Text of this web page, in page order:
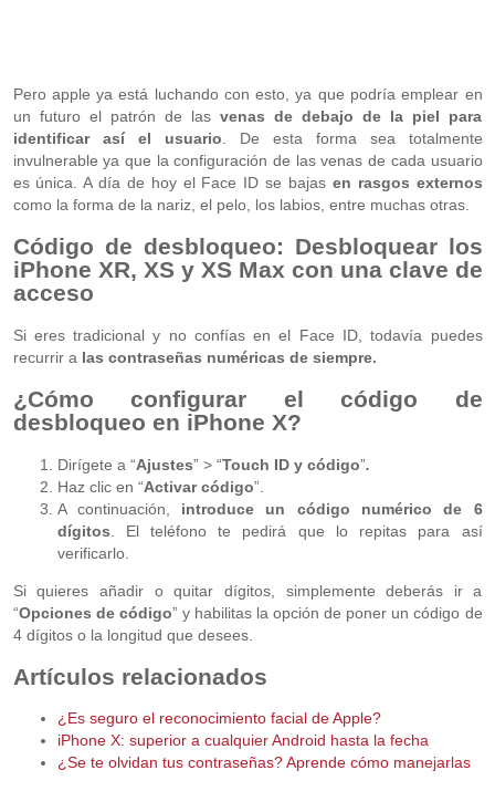
Pero apple ya está luchando con esto, ya que podría emplear en
un futuro el patrón de las venas de debajo de la piel para
identificar así el usuario . De esta forma sea totalmente
invulnerable ya que la configuración de las venas de cada usuario
es única. A día de hoy el Face ID se bajas en rasgos externos
como la forma de la nariz, el pelo, los labios, entre muchas otras.
Código de desbloqueo: Desbloquear los
iPhone XR, XS y XS Max con una clave de
acceso
Si eres tradicional y no confías en el Face ID, todavía puedes
recurrir a las contraseñas numéricas de siempre.
¿Cómo configurar el código de
desbloqueo en iPhone X?
Dirígete a “Ajustes” > “Touch ID y código”.
Haz clic en “Activar código”.
A continuación,
introduce un código numérico de 6
dígitos . El teléfono te pedirá que lo repitas para así
verificarlo.
Si quieres añadir o quitar dígitos, simplemente deberás ir a
“Opciones de código” y habilitas la opción de poner un código de
4 dígitos o la longitud que desees.
Artículos relacionados
¿Es seguro el reconocimiento facial de Apple?
iPhone X: superior a cualquier Android hasta la fecha
¿Se te olvidan tus contraseñas? Aprende cómo manejarlas